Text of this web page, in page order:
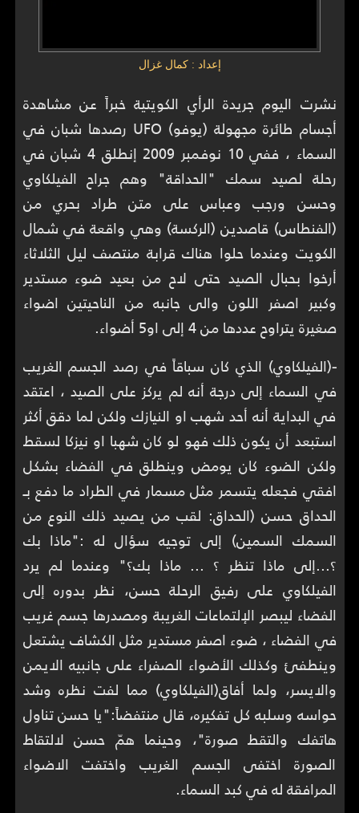
إعداد : كمال غزال
نشرت اليوم جريدة الرأي الكويتية خبراً عن مشاهدة
أجسام طائرة مجهولة (يوفو) UFO رصدها شبان في
السماء ، ففي 10 نوفمبر 2009 إنطلق 4 شبان في
رحلة لصيد سمك "الحداقة" وهم جراح الفيلكاوي
وحسن ورجب وعباس على متن طراد بحري من
(الفنطاس) قاصدين (الركسة) وهي واقعة في شمال
الكويت وعندما حلوا هناك قرابة منتصف ليل الثلاثاء
أرخوا بحبال الصيد حتى لاح من بعيد ضوء مستدير
وكبير اصفر اللون والى جانبه من الناحيتين اضواء
صغيرة يتراوح عددها من 4 إلى او5 أضواء.
-(الفيلكاوي) الذي كان سباقاً في رصد الجسم الغريب
في السماء إلى درجة أنه لم يركز على الصيد ، اعتقد
في البداية أنه أحد شهب او النيازك ولكن لما دقق أكثر
استبعد أن يكون ذلك فهو لو كان شهبا او نيزكا لسقط
ولكن الضوء كان يومض وينطلق في الفضاء بشكل
افقي فجعله يتسمر مثل مسمار في الطراد ما دفع بـ
الحداق حسن (الحداق: لقب من يصيد ذلك النوع من
السمك السمين) إلى توجيه سؤال له :"ماذا بك
؟...إلى ماذا تنظر ؟ ... ماذا بك؟" وعندما لم يرد
الفيلكاوي على رفيق الرحلة حسن، نظر بدوره إلى
الفضاء ليبصر الإلتماعات الغريبة ومصدرها جسم غريب
في الفضاء ، ضوء اصفر مستدير مثل الكشاف يشتعل
وينطفئ وكذلك الأضواء الصفراء على جانبيه الايمن
والايسر، ولما أفاق(الفيلكاوي) مما لفت نظره وشد
حواسه وسلبه كل تفكيره، قال منتفضاً:"يا حسن تناول
هاتفك والتقط صورة"، وحينما همّ حسن لالتقاط
الصورة اختفى الجسم الغريب واختفت الاضواء
المرافقة له في كبد السماء.